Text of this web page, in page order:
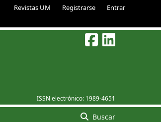
Revistas UM Registrarse Entrar
ISSN electrónico: 1989-4651
Buscar